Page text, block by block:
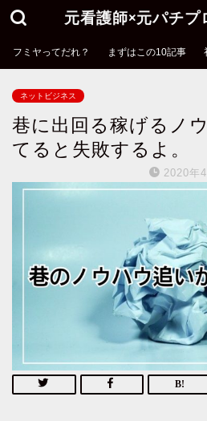
元看護師×元パチ
フミヤってだれ？ まずはこの10記事
ネットビジネス
巷に出回る稼げるノ
てると失敗するよ。
2020年